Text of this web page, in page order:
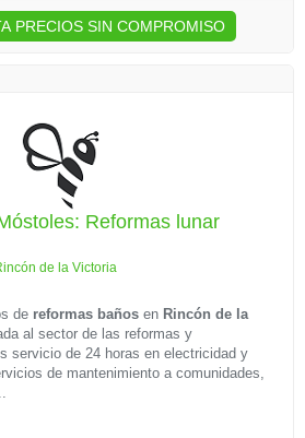
PRECIOS SIN COMPROMISO
Reformas lunar
de la Victoria
de reformas baños en Rincón de la
al sector de las reformas y
servicio de 24 horas en electricidad y
de mantenimiento a comunidades,